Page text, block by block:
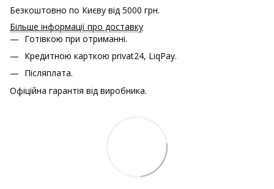
Безкоштовно по Києву від 5000 грн.
Більше інформації про доставку
Готівкою при отриманні.
Кредитною карткою privat24, LiqPay.
Післяплата.
Офіційна гарантія від виробника.